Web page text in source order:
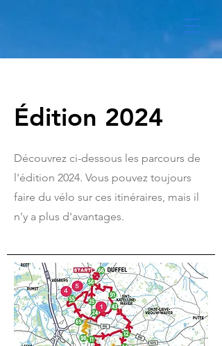
Édition 2024
Découvrez ci-dessous les parcours de
l'édition 2024. Vous pouvez toujours
faire du vélo sur ces itinéraires, mais il
n'y a plus d'avantages.